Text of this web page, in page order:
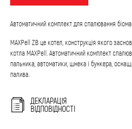
Автоматичний комплект для спалювання
MAXPell ZB це котел, конструкція якого
котла MAXPell. Автоматичний комплект
пальника, автоматики, шнека і бункера,
палива.
ДЕКЛАРАЦІЯ
ВІДПОВІДНОСТІ